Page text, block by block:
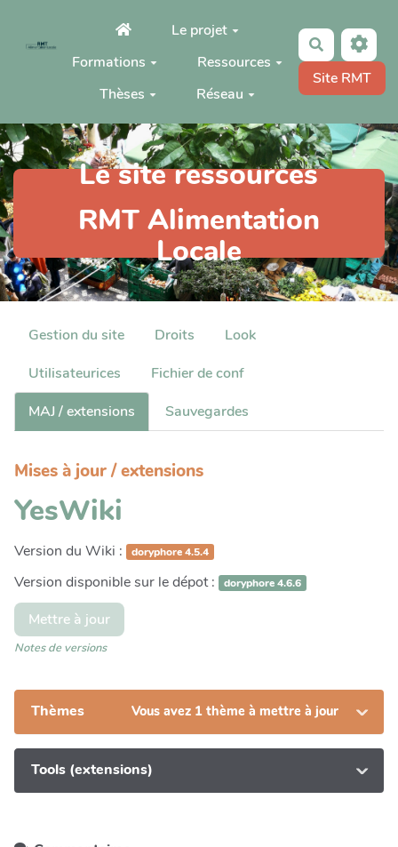
Aller au contenu principalLe projet
Formations
Ressources
Thèses
Réseau
Rechercher
Site RMT
Le site ressources
RMT Alimentation
Locale
Gestion du site Droits
Look
Utilisateurices
Fichier de conf
MAJ / extensions
Sauvegardes
Mises à jour / extensions
YesWiki
Version du Wiki : doryphore 4.5.4
Version disponible sur le dépot : doryphore 4.6.6
Mettre à jour
Notes de versions
Thèmes Vous avez 1 thème à mettre à jour
Tools (extensions)